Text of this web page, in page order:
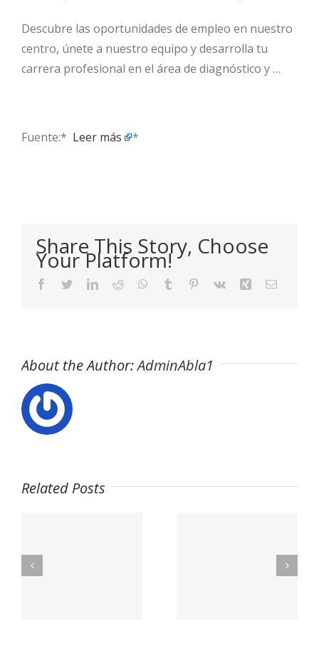
Descubre las oportunidades de empleo en nuestro
centro, únete a nuestro equipo y desarrolla tu
carrera profesional en el área de diagnóstico y …
Fuente:* ​ Leer más *
Share This Story, Choose
Your Platform!
Facebook
TwitterLinkedIn
Reddit WhatsApp
Tumblr Pinterest
Vk Xing Email
About the Author:AdminAbla1
Related Posts
Usuario –